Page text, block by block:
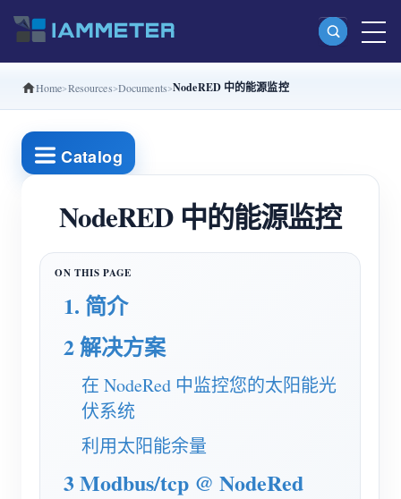
产品
单相 Wi-Fi 电能表 (WEM3080)
分相 Wi-Fi 电能表 (WEM2067)
三相 Wi-Fi 电能表 (WEM3080T)
三相 Wi-Fi 电能表 (WEM3050T)
WiFi 功率控制器
IAMMETER Cloud Pro
电动汽车充电桩
IAMMETER 模拟器
虚拟电表
Home Resources Documents NodeRED 中的能源监控
Catalog
NodeRED 中的能源监控
1. 简介
2 解决方案
在 NodeRed 中监控您的太阳能光
伏系统
利用太阳能余量
3 Modbus/tcp @ NodeRed